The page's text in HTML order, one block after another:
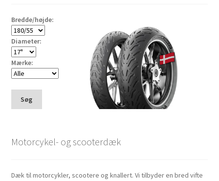
Bredde/højde:
Diameter:
Mærke:
Søg
Motorcykel- og scooterdæk
Dæk til motorcykler, scootere og knallert. Vi tilbyder en bred vifte